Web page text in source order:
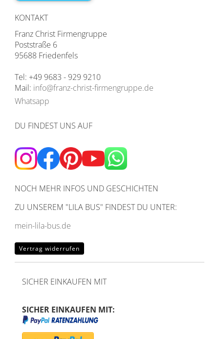
KONTAKT
Franz Christ Firmengruppe
Poststraße 6
95688 Friedenfels
Tel: +49 9683 - 929 9210
Mail: info@franz-christ-firmengruppe.de
Whatsapp
DU FINDEST UNS AUF
NOCH MEHR INFOS UND GESCHICHTEN
ZU UNSEREM "LILA BUS" FINDEST DU UNTER:
mein-lila-bus.de
Vertrag widerrufen
SICHER EINKAUFEN MIT
SICHER EINKAUFEN MIT: